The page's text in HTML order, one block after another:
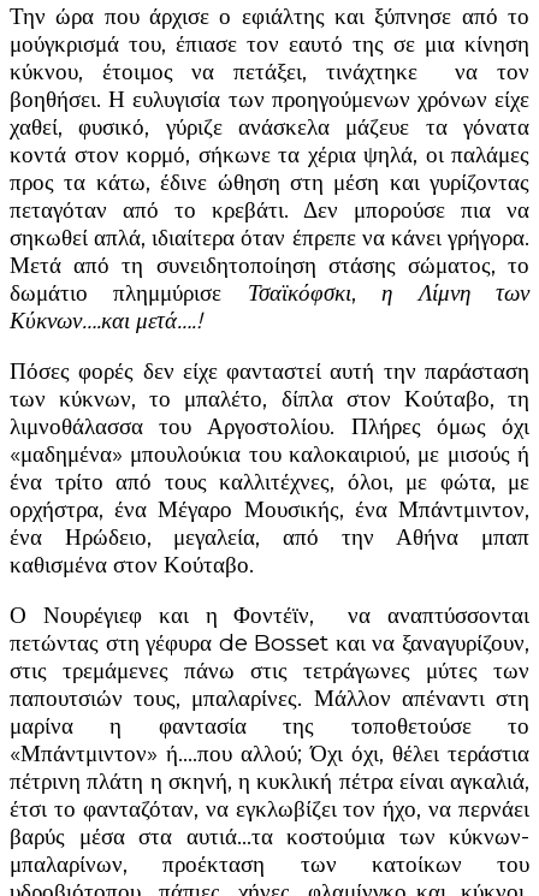
Την ώρα που άρχισε ο εφιάλτης και ξύπνησε από το
μούγκρισμά του, έπιασε τον εαυτό της σε μια κίνηση
κύκνου, έτοιμος να πετάξει, τινάχτηκε να τον
βοηθήσει. Η ευλυγισία των προηγούμενων χρόνων είχε
χαθεί, φυσικό, γύριζε ανάσκελα μάζευε τα γόνατα
κοντά στον κορμό, σήκωνε τα χέρια ψηλά, οι παλάμες
προς τα κάτω, έδινε ώθηση στη μέση και γυρίζοντας
πεταγόταν από το κρεβάτι. Δεν μπορούσε πια να
σηκωθεί απλά, ιδιαίτερα όταν έπρεπε να κάνει γρήγορα.
Μετά από τη συνειδητοποίηση στάσης σώματος, το
δωμάτιο πλημμύρισε Τσαϊκόφσκι,η Λίμνη των
Κύκνων….και μετά….!
Πόσες φορές δεν είχε φανταστεί αυτή την παράσταση
των κύκνων, το μπαλέτο, δίπλα στον Κούταβο, τη
λιμνοθάλασσα του Αργοστολίου. Πλήρες όμως όχι
«μαδημένα» μπουλούκια του καλοκαιριού, με μισούς ή
ένα τρίτο από τους καλλιτέχνες, όλοι, με φώτα, με
ορχήστρα, ένα Μέγαρο Μουσικής, ένα Μπάντμιντον,
ένα Ηρώδειο, μεγαλεία, από την Αθήνα μπαπ
καθισμένα στον Κούταβο.
Ο Νουρέγιεφ και η Φοντέϊν, να αναπτύσσονται
πετώντας στη γέφυρα de Bosset και να ξαναγυρίζουν,
στις τρεμάμενες πάνω στις τετράγωνες μύτες των
παπουτσιών τους, μπαλαρίνες. Μάλλον απέναντι στη
μαρίνα η φαντασία της τοποθετούσε το
«Μπάντμιντον» ή….που αλλού; Όχι όχι, θέλει τεράστια
πέτρινη πλάτη η σκηνή, η κυκλική πέτρα είναι αγκαλιά,
έτσι το φανταζόταν, να εγκλωβίζει τον ήχο, να περνάει
βαρύς μέσα στα αυτιά…τα κοστούμια των κύκνων-
μπαλαρίνων, προέκταση των κατοίκων του